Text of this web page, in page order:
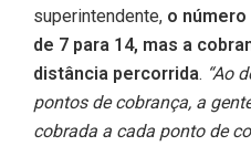
superintendente, o
de 7 para 14, mas a
distância percorrida. “Ao
pontos de cobrança, a
cobrada a cada ponto de